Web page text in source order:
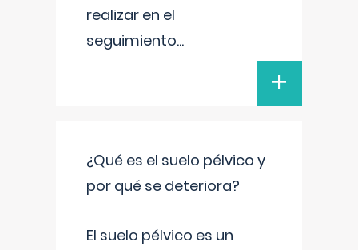
realizar en el
seguimiento...
+
¿Qué es el suelo pélvico y
por qué se deteriora?
El suelo pélvico es un